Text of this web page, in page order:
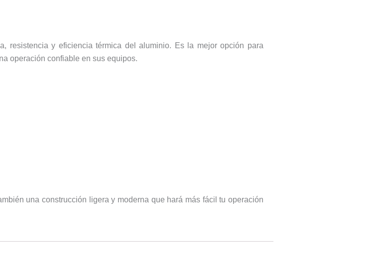
resistencia y eficiencia térmica del aluminio. Es la mejor opción para
operación confiable en sus equipos.
una construcción ligera y moderna que hará más fácil tu operación